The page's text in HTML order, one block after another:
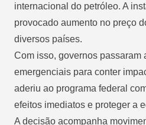
internacional do petróleo. A
provocado aumento no preço
diversos países.
Com isso, governos passaram
emergenciais para conter
aderiu ao programa federal
efeitos imediatos e proteger a
A decisão acompanha